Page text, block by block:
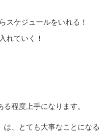
スケジュールをいれる！
れていく！
程度上手になります。
、とても大事なことになる